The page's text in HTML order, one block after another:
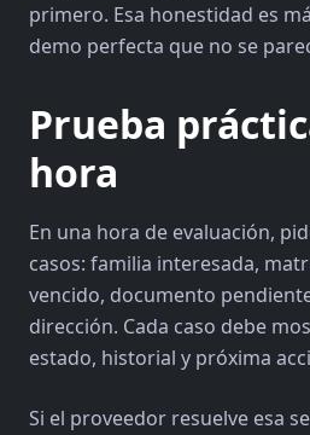
primero. Esa honestidad es
demo perfecta que no se
Prueba
hora
En una hora de evaluación,
casos: familia interesada,
vencido, documento
dirección. Cada caso debe
estado, historial y próxima
Si el proveedor resuelve esa